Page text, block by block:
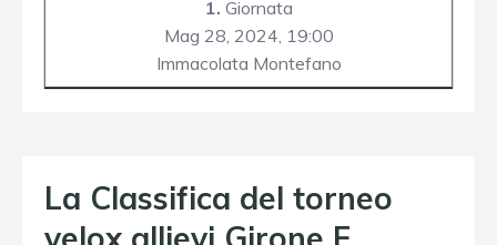
1. Giornata
Mag 28, 2024, 19:00
Immacolata Montefano
La Classifica del torneo